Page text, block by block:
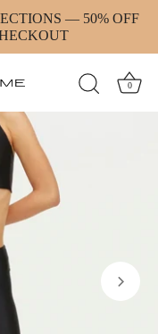
— 50% OFF
0